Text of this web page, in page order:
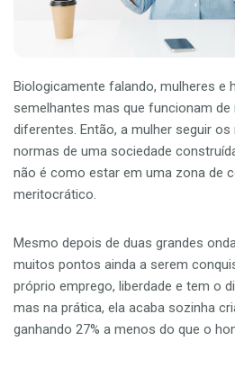
Biologicamente falando, mulheres e
semelhantes mas que funcionam
diferentes. Então, a mulher seguir
normas de uma sociedade
não é como estar em uma zona de
meritocrático.
Mesmo depois de duas grandes
muitos pontos ainda a serem
próprio emprego, liberdade e tem o
mas na prática, ela acaba sozinha
ganhando 27% a menos do que o